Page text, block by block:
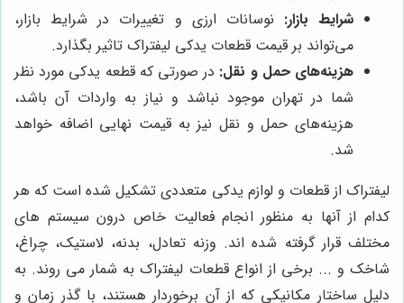
شرایط بازار: نوسانات ارزی و تغییرات در شرایط بازار،
می‌تواند بر قیمت قطعات یدکی لیفتراک تاثیر بگذارد.
هزینه‌های حمل و نقل: در صورتی که قطعه یدکی مورد نظر
شما در تهران موجود نباشد و نیاز به واردات آن باشد،
هزینه‌های حمل و نقل نیز به قیمت نهایی اضافه خواهد
شد.
لیفتراک از قطعات و لوازم یدکی متعددی تشکیل شده است که هر
کدام از آنها به منظور انجام فعالیت خاص درون سیستم های
مختلف قرار گرفته شده اند. وزنه تعادل، بدنه، لاستیک، چراغ،
شاخک و ... برخی از انواع قطعات لیفتراک به شمار می روند. به
دلیل ساختار مکانیکی که از آن برخوردار هستند، با گذر زمان و